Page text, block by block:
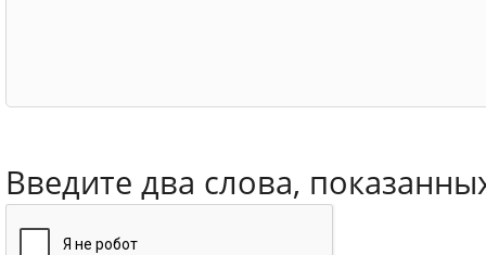
Введите два слова,